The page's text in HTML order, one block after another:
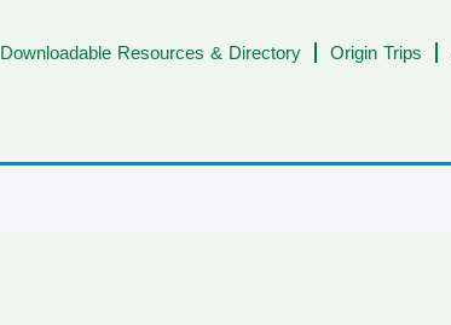
Origin Trips
Downloadable Resources & Directory